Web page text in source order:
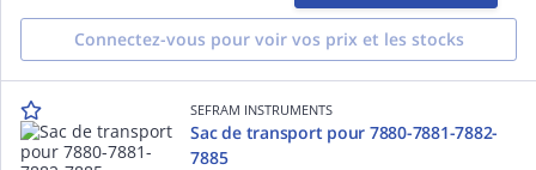
Connectez-vous pour voir vos prix et les stocks
SEFRAM INSTRUMENTS
Sac de transport pour 7880-7881-7882-
7885